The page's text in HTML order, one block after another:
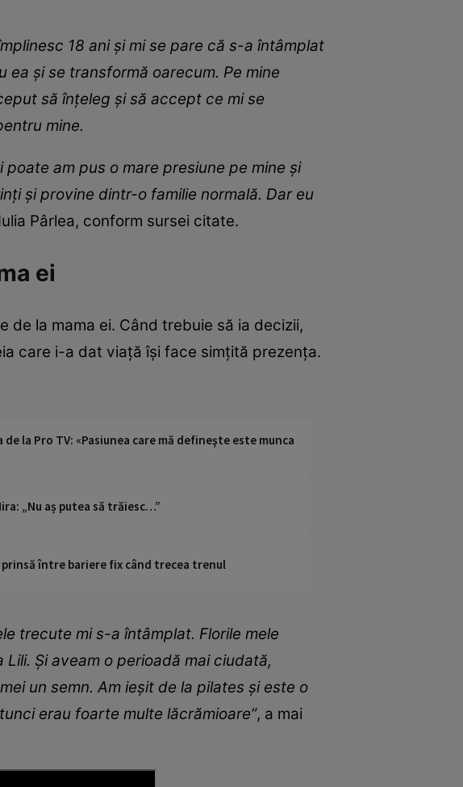
18 ani și mi se pare că s-a întâmplat
și se transformă oarecum. Pe mine
să înțeleg și să accept ce mi se
mine.
am pus o mare presiune pe mine și
și provine dintr-o familie normală. Dar eu
Pârlea, conform sursei citate.
ei
la mama ei. Când trebuie să ia decizii,
care i-a dat viață își face simțită prezența.
la Pro TV: «Pasiunea care mă defineşte este munca
„Nu aș putea să trăiesc…”
între bariere fix când trecea trenul
trecute mi s-a întâmplat. Florile mele
Și aveam o perioadă mai ciudată,
un semn. Am ieșit de la pilates și este o
erau foarte multe lăcrămioare”, a mai